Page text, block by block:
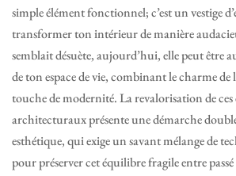
simple élément fonctionnel; c’est un vestige
transformer ton intérieur de manière
semblait désuète, aujourd’hui, elle peut être
de ton espace de vie, combinant le charme de
touche de modernité. La revalorisation de ces
architecturaux présente une démarche
esthétique, qui exige un savant mélange de
pour préserver cet équilibre fragile entre